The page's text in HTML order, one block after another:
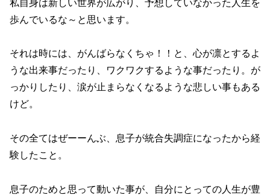
私自身は新しい世界が広がり、予想していなかった人生を
歩んでいるな～と思います。
それは時には、がんばらなくちゃ！！と、心が凛とするよ
うな出来事だったり、ワクワクするような事だったり。が
っかりしたり、涙が止まらなくなるような悲しい事もある
けど。
その全てはぜーーんぶ、息子が統合失調症になったから経
験したこと。
息子のためと思って動いた事が、自分にとっての人生が豊